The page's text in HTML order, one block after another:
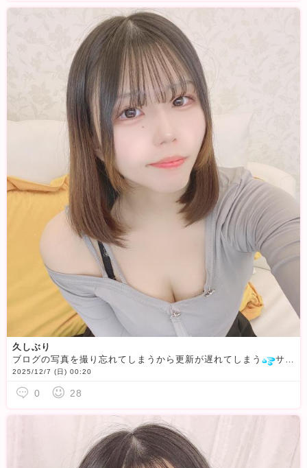
久しぶり
ブログの写真を撮り忘れてしまうから更新が遅れてしまう
サンタコスしたのに写真忘れたし
2025/12/7 (日) 00:20
0 28